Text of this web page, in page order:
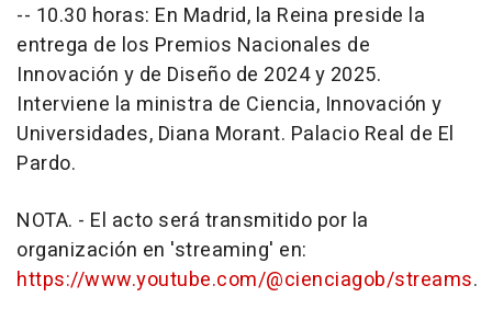
-- 10.30 horas: En Madrid, la Reina preside la
entrega de los Premios Nacionales de
Innovación y de Diseño de 2024 y 2025.
Interviene la ministra de Ciencia, Innovación y
Universidades, Diana Morant. Palacio Real de El
Pardo.
NOTA. - El acto será transmitido por la
organización en 'streaming' en:
https://www.youtube.com/@cienciagob/streams.